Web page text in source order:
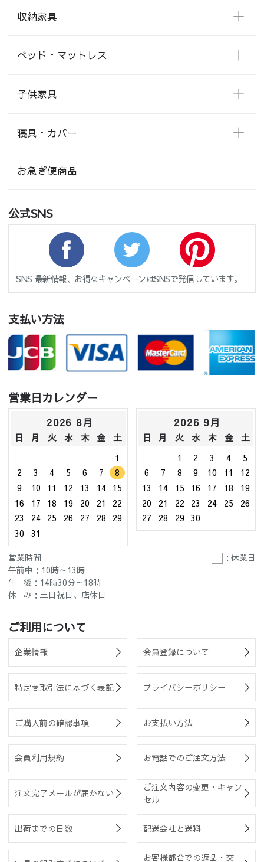
収納家具
ベッド・マットレス
子供家具
寝具・カバー
お急ぎ便商品
公式SNS
SNS 最新情報、お得なキャンペーンはSNSで発信しています。
支払い方法
営業日カレンダー
2026 8月
日 月 火 水 木 金
土
1
2
3 4 5 6 7
8
9
10 11 12 13 14
15
16
17 18 19 20 21
22
23
24 25 26 27 28
29
30
31
2026 9月
日 月 火 水 木 金
土
1
2 3 4
5
6
7 8 9 10 11
12
13
14 15 16 17 18
19
20
21 22 23 24 25
26
27
28 29 30
営業時間
: 休業日
午前中：10時～13時
午 後：14時30分～18時
休 み：土日祝日、店休日
ご利用について
企業情報 会員登録について
特定商取引法に基づく表記 プライバシーポリシー
ご購入前の確認事項 お支払い方法
会員利用規約 お電話でのご注文方法
注文完了メールが届かない
ご注文内容の変更・キャン
セル
出荷までの日数 配送会社と送料
お客様都合での返品・交